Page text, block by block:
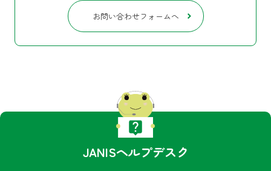
お問い合わせフォームへ
JANISヘルプデスク